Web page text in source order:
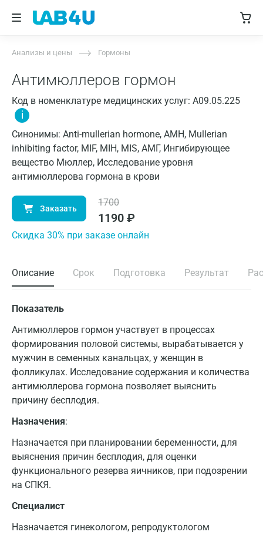
Анализы и цены Гормоны
Антимюллеров гормон
Код в номенклатуре медицинских услуг: A09.05.225
i
Синонимы: Anti-mullerian hormone, AMH, Mullerian
inhibiting factor, MIF, MIH, MIS, АМГ, Ингибирующее
вещество Мюллер, Исследование уровня
антимюллерова гормона в крови
Заказать
1700
1190 ₽
Cкидка 30% при заказе онлайн
Описание Срок Подготовка Результат
Показатель
Антимюллеров гормон участвует в процессах
формирования половой системы, вырабатывается у
мужчин в семенных канальцах, у женщин в
фолликулах. Исследование содержания и количества
антимюллерова гормона позволяет выяснить
причину бесплодия.
Назначения:
Назначается при планировании беременности, для
выяснения причин бесплодия, для оценки
функционального резерва яичников, при подозрении
на СПКЯ.
Специалист
Назначается гинекологом, репродуктологом